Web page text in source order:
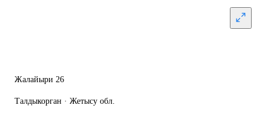
Жалайыри 26
Талдыкорган · Жетысу обл.